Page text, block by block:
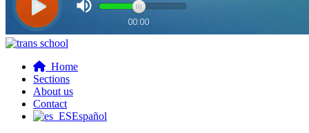
Home
Sections
About us
Contact
Español